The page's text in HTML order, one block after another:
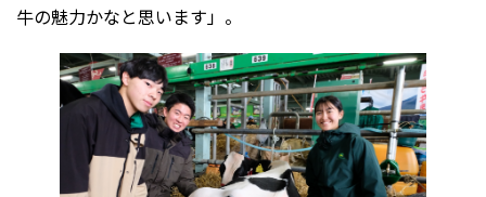
牛の魅力かなと思います」。